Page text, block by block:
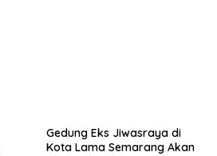
Gedung Eks Jiwasraya di
Kota Lama Semarang Akan